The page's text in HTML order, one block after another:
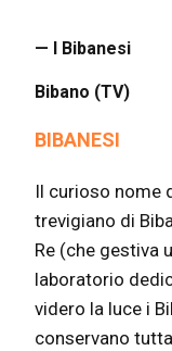
— I Bibanesi
Bibano (TV)
BIBANESI
Il curioso nome
trevigiano di
Re (che gestiva
laboratorio
videro la luce i
conservano